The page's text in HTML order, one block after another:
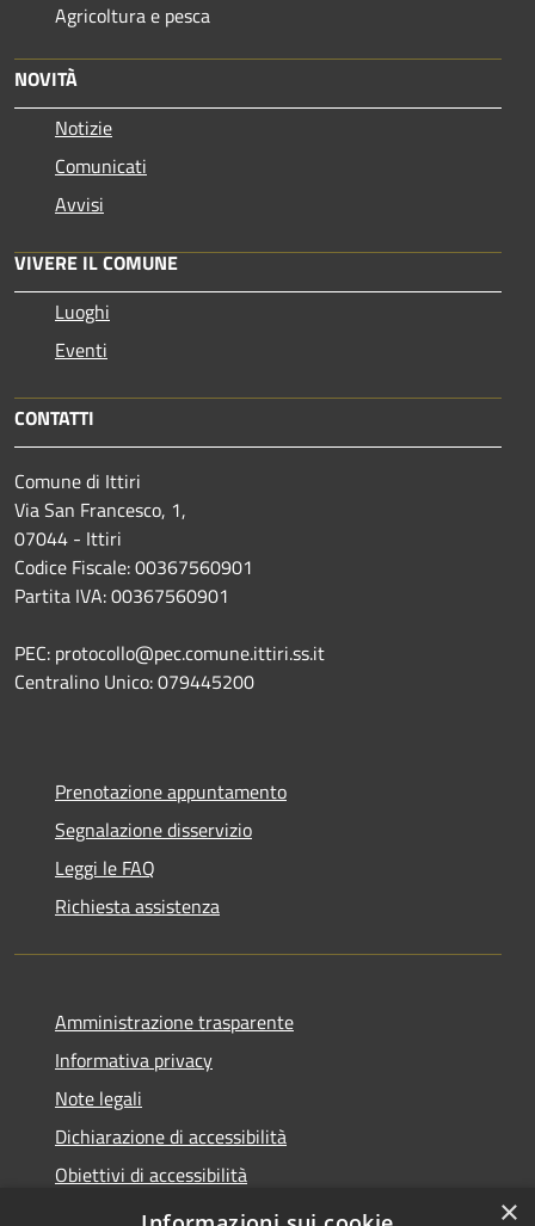
Agricoltura e pesca
NOVITÀ
Notizie
Comunicati
Avvisi
VIVERE IL COMUNE
Luoghi
Eventi
CONTATTI
Comune di Ittiri
Via San Francesco, 1,
07044 - Ittiri
Codice Fiscale: 00367560901
Partita IVA: 00367560901
PEC: protocollo@pec.comune.ittiri.ss.it
Centralino Unico: 079445200
Prenotazione appuntamento
Segnalazione disservizio
Leggi le FAQ
Richiesta assistenza
Amministrazione trasparente
Informativa privacy
Note legali
Dichiarazione di accessibilità
Obiettivi di accessibilità
Storico Deliberazioni
×